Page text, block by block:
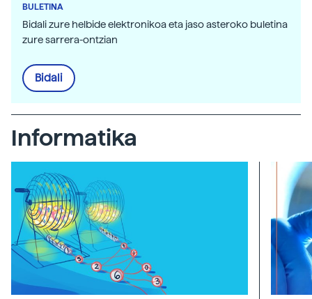
BULETINA
Bidali zure helbide elektronikoa eta jaso asteroko buletina
zure sarrera-ontzian
Bidali
Informatika